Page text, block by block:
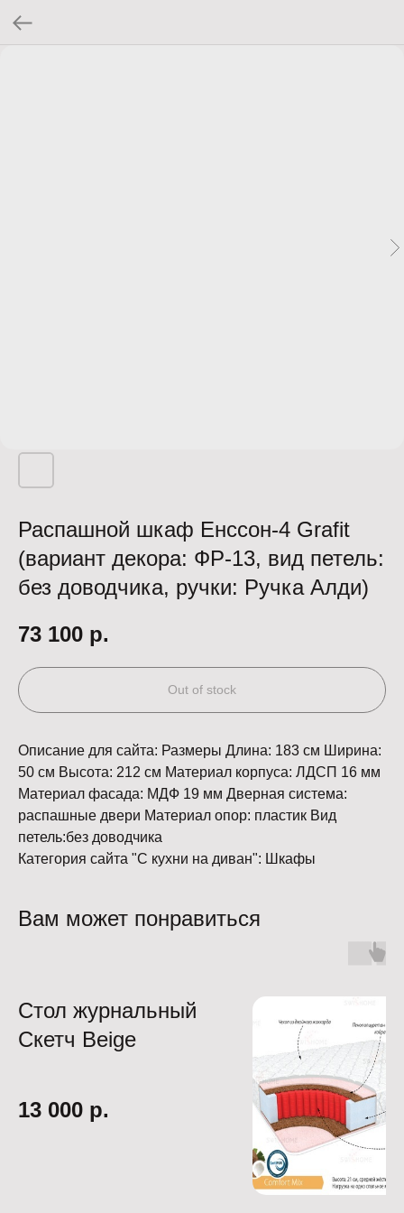
Распашной шкаф Енссон-4 Grafit
(вариант декора: ФР-13, вид петель:
без доводчика, ручки: Ручка Алди)
73 100 р.
Out of stock
Описание для сайта: Размеры Длина: 183 см Ширина:
50 см Высота: 212 см Материал корпуса: ЛДСП 16 мм
Материал фасада: МДФ 19 мм Дверная система:
распашные двери Материал опор: пластик Вид
петель:без доводчика
Категория сайта "С кухни на диван": Шкафы
Вам может понравиться
Стол журнальный
Скетч Beige
13 000 р.